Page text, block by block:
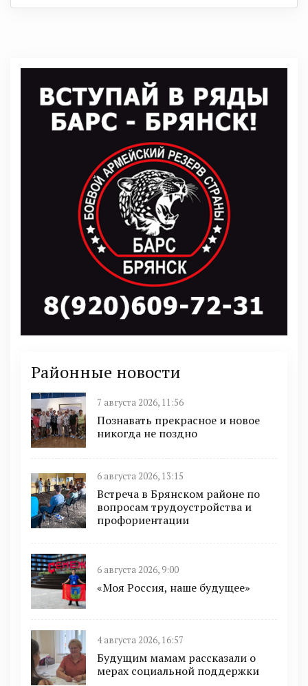
Районные новости
7 августа 2026, 11:56
Познавать прекрасное и новое
никогда не поздно
6 августа 2026, 13:15
Встреча в Брянском районе по
вопросам трудоустройства и
профориентации
6 августа 2026, 9:00
«Моя Россия, наше будущее»
4 августа 2026, 16:57
Будущим мамам рассказали о
мерах социальной поддержки